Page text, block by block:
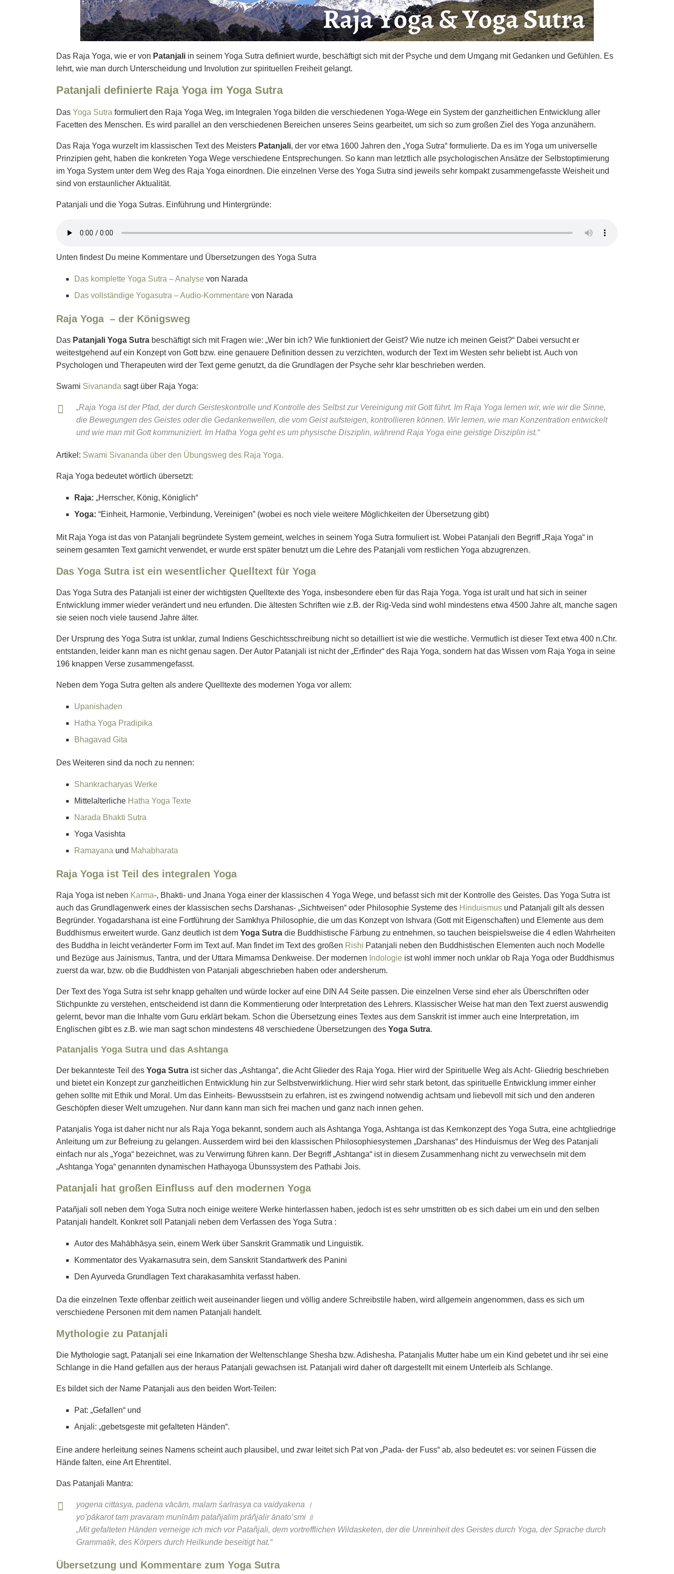
Das Raja Yoga, wie er von Patanjali in seinem Yoga Sutra definiert wurde, beschäftigt sich mit der Psyche und dem Umgang mit Gedanken und Gefühlen. Es
lehrt, wie man durch Unterscheidung und Involution zur spirituellen Freiheit gelangt.
Patanjali definierte Raja Yoga im Yoga Sutra
Das Yoga Sutra formuliert den Raja Yoga Weg, im Integralen Yoga bilden die verschiedenen Yoga-Wege ein System der ganzheitlichen Entwicklung aller
Facetten des Menschen. Es wird parallel an den verschiedenen Bereichen unseres Seins gearbeitet, um sich so zum großen Ziel des Yoga anzunähern.
Das Raja Yoga wurzelt im klassischen Text des Meisters Patanjali, der vor etwa 1600 Jahren den „Yoga Sutra“ formulierte. Da es im Yoga um universelle
Prinzipien geht, haben die konkreten Yoga Wege verschiedene Entsprechungen. So kann man letztlich alle psychologischen Ansätze der Selbstoptimierung
im Yoga System unter dem Weg des Raja Yoga einordnen. Die einzelnen Verse des Yoga Sutra sind jeweils sehr kompakt zusammengefasste Weisheit und
sind von erstaunlicher Aktualität.
Patanjali und die Yoga Sutras. Einführung und Hintergründe:
Unten findest Du meine Kommentare und Übersetzungen des Yoga Sutra
Das komplette Yoga Sutra – Analyse von Narada
Das vollständige Yogasutra – Audio-Kommentare von Narada
Raja Yoga – der Königsweg
Das Patanjali Yoga Sutra beschäftigt sich mit Fragen wie: „Wer bin ich? Wie funktioniert der Geist? Wie nutze ich meinen Geist?“ Dabei versucht er
weitestgehend auf ein Konzept von Gott bzw. eine genauere Definition dessen zu verzichten, wodurch der Text im Westen sehr beliebt ist. Auch von
Psychologen und Therapeuten wird der Text gerne genutzt, da die Grundlagen der Psyche sehr klar beschrieben werden.
Swami Sivananda sagt über Raja Yoga:
„Raja Yoga ist der Pfad, der durch Geisteskontrolle und Kontrolle des Selbst zur Vereinigung mit Gott führt. Im Raja Yoga lernen wir, wie wir die Sinne,
die Bewegungen des Geistes oder die Gedankenwellen, die vom Geist aufsteigen, kontrollieren können. Wir lernen, wie man Konzentration entwickelt
und wie man mit Gott kommuniziert. Im Hatha Yoga geht es um physische Disziplin, während Raja Yoga eine geistige Disziplin ist.“
Artikel: Swami Sivananda über den Übungsweg des Raja Yoga.
Raja Yoga bedeutet wörtlich übersetzt:
Raja: „Herrscher, König, Königlich“
Yoga: “Einheit, Harmonie, Verbindung, Vereinigen” (wobei es noch viele weitere Möglichkeiten der Übersetzung gibt)
Mit Raja Yoga ist das von Patanjali begründete System gemeint, welches in seinem Yoga Sutra formuliert ist. Wobei Patanjali den Begriff „Raja Yoga“ in
seinem gesamten Text garnicht verwendet, er wurde erst später benutzt um die Lehre des Patanjali vom restlichen Yoga abzugrenzen.
Das Yoga Sutra ist ein wesentlicher Quelltext für Yoga
Das Yoga Sutra des Patanjali ist einer der wichtigsten Quelltexte des Yoga, insbesondere eben für das Raja Yoga. Yoga ist uralt und hat sich in seiner
Entwicklung immer wieder verändert und neu erfunden. Die ältesten Schriften wie z.B. der Rig-Veda sind wohl mindestens etwa 4500 Jahre alt, manche sagen
sie seien noch viele tausend Jahre älter.
Der Ursprung des Yoga Sutra ist unklar, zumal Indiens Geschichtsschreibung nicht so detailliert ist wie die westliche. Vermutlich ist dieser Text etwa 400 n.Chr.
entstanden, leider kann man es nicht genau sagen. Der Autor Patanjali ist nicht der „Erfinder“ des Raja Yoga, sondern hat das Wissen vom Raja Yoga in seine
196 knappen Verse zusammengefasst.
Neben dem Yoga Sutra gelten als andere Quelltexte des modernen Yoga vor allem:
Upanishaden
Hatha Yoga Pradipika
Bhagavad Gita
Des Weiteren sind da noch zu nennen:
Shankracharyas Werke
Mittelalterliche Hatha Yoga Texte
Narada Bhakti Sutra
Yoga Vasishta
Ramayana und Mahabharata
Raja Yoga ist Teil des integralen Yoga
Raja Yoga ist neben Karma-, Bhakti- und Jnana Yoga einer der klassischen 4 Yoga Wege, und befasst sich mit der Kontrolle des Geistes. Das Yoga Sutra ist
auch das Grundlagenwerk eines der klassischen sechs Darshanas- „Sichtweisen“ oder Philosophie Systeme des Hinduismus und Patanjali gilt als dessen
Begründer. Yogadarshana ist eine Fortführung der Samkhya Philosophie, die um das Konzept von Ishvara (Gott mit Eigenschaften) und Elemente aus dem
Buddhismus erweitert wurde. Ganz deutlich ist dem Yoga Sutra die Buddhistische Färbung zu entnehmen, so tauchen beispielsweise die 4 edlen Wahrheiten
des Buddha in leicht veränderter Form im Text auf. Man findet im Text des großen Rishi Patanjali neben den Buddhistischen Elementen auch noch Modelle
und Bezüge aus Jainismus, Tantra, und der Uttara Mimamsa Denkweise. Der modernen Indologie ist wohl immer noch unklar ob Raja Yoga oder Buddhismus
zuerst da war, bzw. ob die Buddhisten von Patanjali abgeschrieben haben oder andersherum.
Der Text des Yoga Sutra ist sehr knapp gehalten und würde locker auf eine DIN A4 Seite passen. Die einzelnen Verse sind eher als Überschriften oder
Stichpunkte zu verstehen, entscheidend ist dann die Kommentierung oder Interpretation des Lehrers. Klassischer Weise hat man den Text zuerst auswendig
gelernt, bevor man die Inhalte vom Guru erklärt bekam. Schon die Übersetzung eines Textes aus dem Sanskrit ist immer auch eine Interpretation, im
Englischen gibt es z.B. wie man sagt schon mindestens 48 verschiedene Übersetzungen des Yoga Sutra.
Patanjalis Yoga Sutra und das Ashtanga
Der bekannteste Teil des Yoga Sutra ist sicher das „Ashtanga“, die Acht Glieder des Raja Yoga. Hier wird der Spirituelle Weg als Acht- Gliedrig beschrieben
und bietet ein Konzept zur ganzheitlichen Entwicklung hin zur Selbstverwirklichung. Hier wird sehr stark betont, das spirituelle Entwicklung immer einher
gehen sollte mit Ethik und Moral. Um das Einheits- Bewusstsein zu erfahren, ist es zwingend notwendig achtsam und liebevoll mit sich und den anderen
Geschöpfen dieser Welt umzugehen. Nur dann kann man sich frei machen und ganz nach innen gehen.
Patanjalis Yoga ist daher nicht nur als Raja Yoga bekannt, sondern auch als Ashtanga Yoga, Ashtanga ist das Kernkonzept des Yoga Sutra, eine achtgliedrige
Anleitung um zur Befreiung zu gelangen. Ausserdem wird bei den klassischen Philosophiesystemen „Darshanas“ des Hinduismus der Weg des Patanjali
einfach nur als „Yoga“ bezeichnet, was zu Verwirrung führen kann. Der Begriff „Ashtanga“ ist in diesem Zusammenhang nicht zu verwechseln mit dem
„Ashtanga Yoga“ genannten dynamischen Hathayoga Übunssystem des Pathabi Jois.
Patanjali hat großen Einfluss auf den modernen Yoga
Patañjali soll neben dem Yoga Sutra noch einige weitere Werke hinterlassen haben, jedoch ist es sehr umstritten ob es sich dabei um ein und den selben
Patanjali handelt. Konkret soll Patanjali neben dem Verfassen des Yoga Sutra :
Autor des Mahābhāṣya sein, einem Werk über Sanskrit Grammatik und Linguistik.
Kommentator des Vyakarnasutra sein, dem Sanskrit Standartwerk des Panini
Den Ayurveda Grundlagen Text charakasamhita verfasst haben.
Da die einzelnen Texte offenbar zeitlich weit auseinander liegen und völlig andere Schreibstile haben, wird allgemein angenommen, dass es sich um
verschiedene Personen mit dem namen Patanjali handelt.
Mythologie zu Patanjali
Die Mythologie sagt, Patanjali sei eine Inkarnation der Weltenschlange Shesha bzw. Adishesha. Patanjalis Mutter habe um ein Kind gebetet und ihr sei eine
Schlange in die Hand gefallen aus der heraus Patanjali gewachsen ist. Patanjali wird daher oft dargestellt mit einem Unterleib als Schlange.
Es bildet sich der Name Patanjali aus den beiden Wort-Teilen:
Pat: „Gefallen“ und
Anjali: „gebetsgeste mit gefalteten Händen“.
Eine andere herleitung seines Namens scheint auch plausibel, und zwar leitet sich Pat von „Pada- der Fuss“ ab, also bedeutet es: vor seinen Füssen die
Hände falten, eine Art Ehrentitel.
Das Patanjali Mantra:
yogena cittasya, padena vācāṃ, malaṃ śarīrasya ca vaidyakena ।
yo’pākarot taṃ pravaraṃ munīnāṃ patañjaliṃ prāñjalir ānato’smi ॥
„Mit gefalteten Händen verneige ich mich vor Patañjali, dem vortrefflichen Wildasketen, der die Unreinheit des Geistes durch Yoga, der Sprache durch
Grammatik, des Körpers durch Heilkunde beseitigt hat.“
Übersetzung und Kommentare zum Yoga Sutra